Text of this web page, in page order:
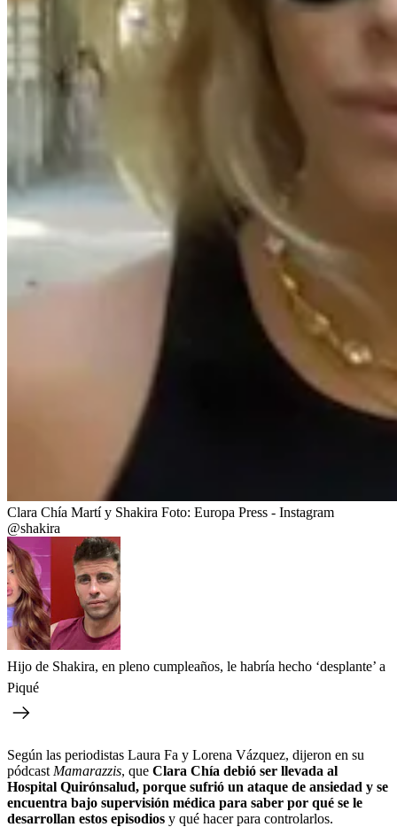
Clara Chía Martí y Shakira Foto: Europa Press - Instagram
@shakira
Hijo de Shakira, en pleno cumpleaños, le habría hecho ‘desplante’ a
Piqué
Según las periodistas Laura Fa y Lorena Vázquez, dijeron en su
pódcast Mamarazzis, que Clara Chía debió ser llevada al
Hospital Quirónsalud, porque sufrió un ataque de ansiedad y se
encuentra bajo supervisión médica para saber por qué se le
desarrollan estos episodios y qué hacer para controlarlos.